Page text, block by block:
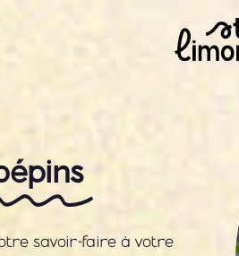
savoir-faire à votre